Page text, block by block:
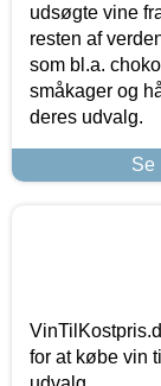
udsøgte vine
resten af
som bl.a.
småkager og
deres udvalg.
Se
for at købe vin